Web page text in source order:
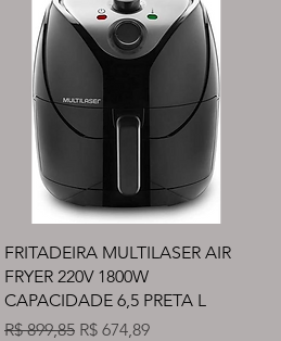
Visualização rápida
FRITADEIRA MULTILASER AIR
FRYER 220V 1800W
CAPACIDADE 6,5 PRETA L
Preço normal
R$ 899,85 Preço promocional
R$ 674,89